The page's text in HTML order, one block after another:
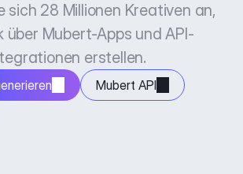
sich 28 Millionen Kreativen an,
über Mubert-Apps und API-
erstellen.
Mubert API